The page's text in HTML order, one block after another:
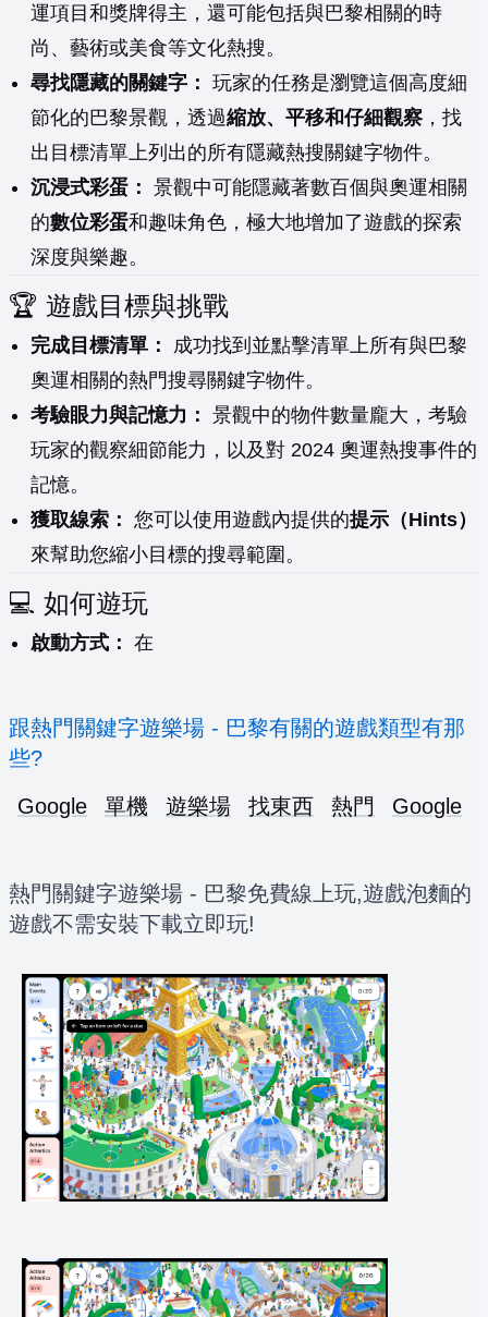
運項目和獎牌得主，還可能包括與巴黎相關的時
尚、藝術或美食等文化熱搜。
尋找隱藏的關鍵字： 玩家的任務是瀏覽這個高度細
節化的巴黎景觀，透過縮放、平移和仔細觀察 ，找
出目標清單上列出的所有隱藏熱搜關鍵字物件。
沉浸式彩蛋： 景觀中可能隱藏著數百個與奧運相關
的數位彩蛋和趣味角色，極大地增加了遊戲的探索
深度與樂趣。
🏆 遊戲目標與挑戰
完成目標清單：
成功找到並點擊清單上所有與巴黎
奧運相關的熱門搜尋關鍵字物件。
考驗眼力與記憶力： 景觀中的物件數量龐大，考驗
玩家的觀察細節能力，以及對 2024 奧運熱搜事件的
記憶。
獲取線索： 您可以使用遊戲內提供的提示（Hints）
來幫助您縮小目標的搜尋範圍。
💻 如何遊玩
啟動方式： 在
跟熱門關鍵字遊樂場 - 巴黎有關的遊戲類型有那
些?
Google
單機 遊樂場 找東西 熱門 Google
熱門關鍵字遊樂場 - 巴黎免費線上玩,遊戲泡麵的
遊戲不需安裝下載立即玩!